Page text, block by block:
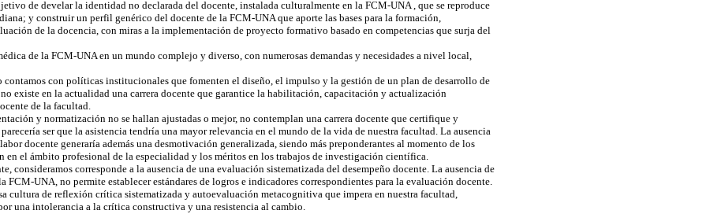
de develar la identidad no declarada del docente, instalada culturalmente en la FCM-UNA , que se reproduce
y construir un perfil genérico del docente de la FCM-UNA que aporte las bases para la formación,
de la docencia, con miras a la implementación de proyecto formativo basado en competencias que surja del
de la FCM-UNA en un mundo complejo y diverso, con numerosas demandas y necesidades a nivel local,
contamos con políticas institucionales que fomenten el diseño, el impulso y la gestión de un plan de desarrollo de
existe en la actualidad una carrera docente que garantice la habilitación, capacitación y actualización
de la facultad.
y normatización no se hallan ajustadas o mejor, no contemplan una carrera docente que certifique y
ser que la asistencia tendría una mayor relevancia en el mundo de la vida de nuestra facultad. La ausencia
docente generaría además una desmotivación generalizada, siendo más preponderantes al momento de los
en el ámbito profesional de la especialidad y los méritos en los trabajos de investigación científica.
consideramos corresponde a la ausencia de una evaluación sistematizada del desempeño docente. La ausencia de
FCM-UNA, no permite establecer estándares de logros e indicadores correspondientes para la evaluación docente.
cultura de reflexión crítica sistematizada y autoevaluación metacognitiva que impera en nuestra facultad,
una intolerancia a la crítica constructiva y una resistencia al cambio.